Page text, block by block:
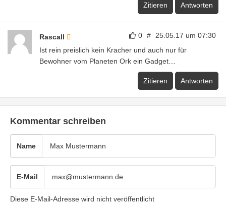
Zitieren Antworten
0 # 25.05.17 um 07:30
Rascall
Ist rein preislich kein Kracher und auch nur für
Bewohner vom Planeten Ork ein Gadget…
Zitieren Antworten
Kommentar schreiben
Name
E-Mail
Diese E-Mail-Adresse wird nicht veröffentlicht